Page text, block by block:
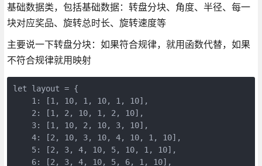
基础数据类，包括基础数据：转盘分块、角度、半径、每一
块对应奖品、旋转总时长、旋转速度等
主要说一下转盘分块：如果符合规律，就用函数代替，如果
不符合规律就用映射
let layout = {
    1: [1, 10, 1, 10, 1, 10],
    2: [1, 2, 10, 1, 2, 10],
    3: [1, 10, 2, 10, 3, 10],
    4: [2, 10, 3, 10, 4, 10, 1, 10],
    5: [2, 3, 4, 10, 5, 10, 1, 10],
    6: [2, 3, 4, 10, 5, 6, 1, 10],